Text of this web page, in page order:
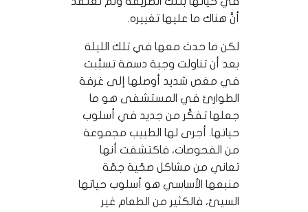
أنَّ هناك ما عليها تغييره.
لكن ما حدث معها في تلك الليلة
بعد أن تناولت وجبة دسمة تسبَّبت
في مغص شديد أوصلها إلى غرفة
الطوارئ في المستشفى هو ما
جعلها تفكِّر من جديد في أسلوب
حياتها. أجرى لها الطبيب مجموعة
من الفحوصات، فاكتشفت أنها
تعاني من مشاكل صحّية جمّة
منبعها الأساسي هو أسلوب حياتها
السيئ، فالكثير من الطعام غير